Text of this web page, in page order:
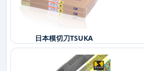
日本模切刀TSUKA